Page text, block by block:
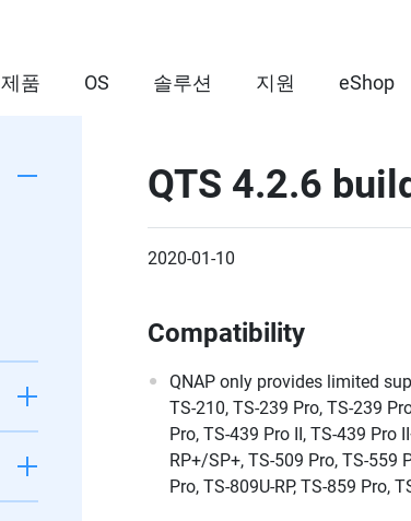
제품 OS 솔루션 지원 eShop
QTS 4.2.6
2020-01-10
Compatibility
QNAP only provides limited
TS-210, TS-239 Pro, TS-239
Pro, TS-439 Pro II, TS-439 Pro
RP+/SP+, TS-509 Pro, TS-559
Pro, TS-809U-RP, TS-859 Pro,